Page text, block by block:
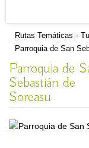
Rutas Temáticas »
Parroquia de San
Parroquia de
Sebastián de
Soreasu